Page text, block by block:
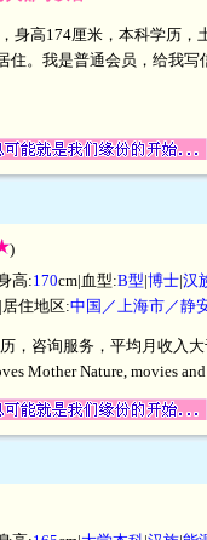
身高174厘米，本科学历
住。我是普通会员，给我写
)
高:170cm|血型:B型|博士|汉
|居住地区:中国／上海市／静
咨询服务，平均月收入
Mother Nature, movies